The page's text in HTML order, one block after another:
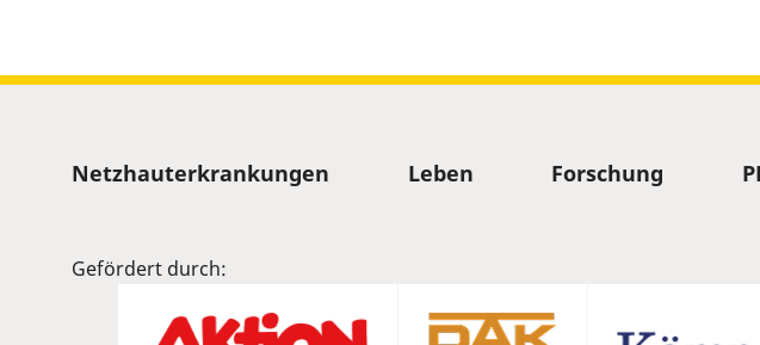
Sitemap
Netzhauterkrankungen Leben Forschung
Gefördert durch: